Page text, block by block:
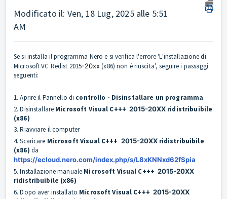
Modificato il: Ven, 18 Lug, 2025 alle 5:51
AM
Se si installa il programma Nero e si verifica l'errore 'L'installazione di
Microsoft VC Redist 2015-20xx(x86) non è riuscita', seguire i passaggi
seguenti:
1. Aprire il Pannello di controllo - Disinstallare un programma
2. Disinstallare Microsoft Visual C+++ 2015-20XX ridistribuibile
(x86)
3. Riavviare il computer
4. Scaricare Microsoft Visual C+++ 2015-20XXridistribuibile
(x86) da
https://ecloud.nero.com/index.php/s/L8xKNNxd62fSpia
5. Installazione manuale Microsoft Visual C+++ 2015-20XX
ridistribuibile (x86)
6. Dopo aver installato Microsoft Visual C+++ 2015-20XX